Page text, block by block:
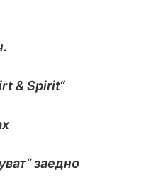
& Spirit“
заедно